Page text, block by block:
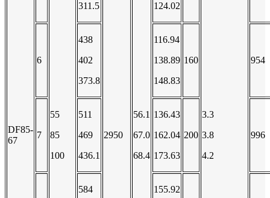
DF85-
67
55
85
100
2950
56.1
67.0
68.4
3.3
3.8
4.2
311.5
124.02
6
438
402
373.8
116.94
138.89
148.83
160 954
7
511
469
436.1
136.43
162.04
173.63
200 996
584
155.92